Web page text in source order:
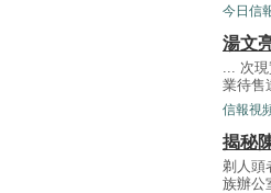
今日信
湯文
... 次
業待售
信報視
揭秘
剃人頭
族辦公